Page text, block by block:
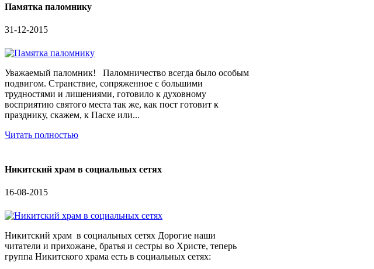
Памятка паломнику
31-12-2015
Уважаемый паломник! Паломничество всегда было особым
подвигом. Странствие, сопряженное с большими
трудностями и лишениями, готовило к духовному
восприятию святого места так же, как пост готовит к
празднику, скажем, к Пасхе или...
Читать полностью
Никитский храм в социальных сетях
16-08-2015
Никитский храм в социальных сетях Дорогие наши
читатели и прихожане, братья и сестры во Христе, теперь
группа Никитского храма есть в социальных сетях: